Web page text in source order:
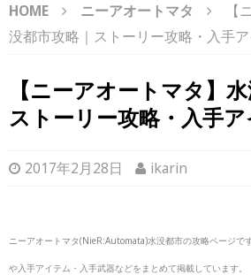
HOME ニーアオートマタ
【
没都市攻略｜ストーリー攻略・入手
【ニーアオートマタ】
ストーリー攻略・入手
2017年2月28日 ikarin
ニーアオートマタ(NieR:Automata)水没都市の攻略ページで
や入手アイテム・入手武器などをまとめて掲載しています。